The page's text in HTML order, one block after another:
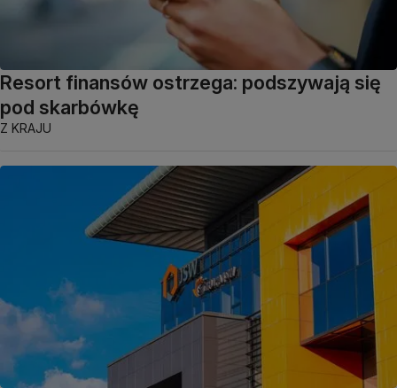
Resort finansów ostrzega: podszywają się
pod skarbówkę
Z KRAJU